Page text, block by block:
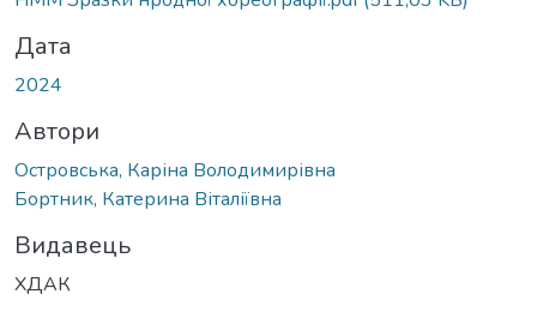
Дата
2024
Автори
Островська, Каріна Володимирівна
Бортник, Катерина Віталіївна
Видавець
ХДАК